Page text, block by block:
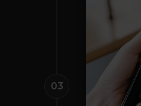
03